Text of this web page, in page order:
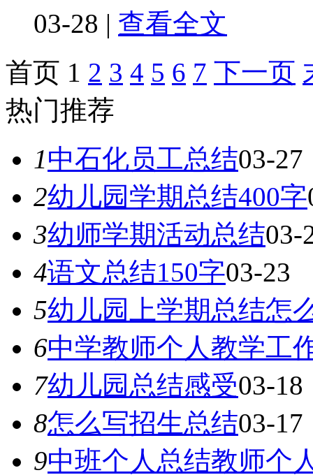
03-28 | 查看全文
首页 1 2 3 4 5 6 7 下一页
热门推荐
1中石化员工总结03-27
2幼儿园学期总结400字
3幼师学期活动总结03-
4语文总结150字03-23
5幼儿园上学期总结怎
6中学教师个人教学工
7幼儿园总结感受03-18
8怎么写招生总结03-17
9中班个人总结教师个